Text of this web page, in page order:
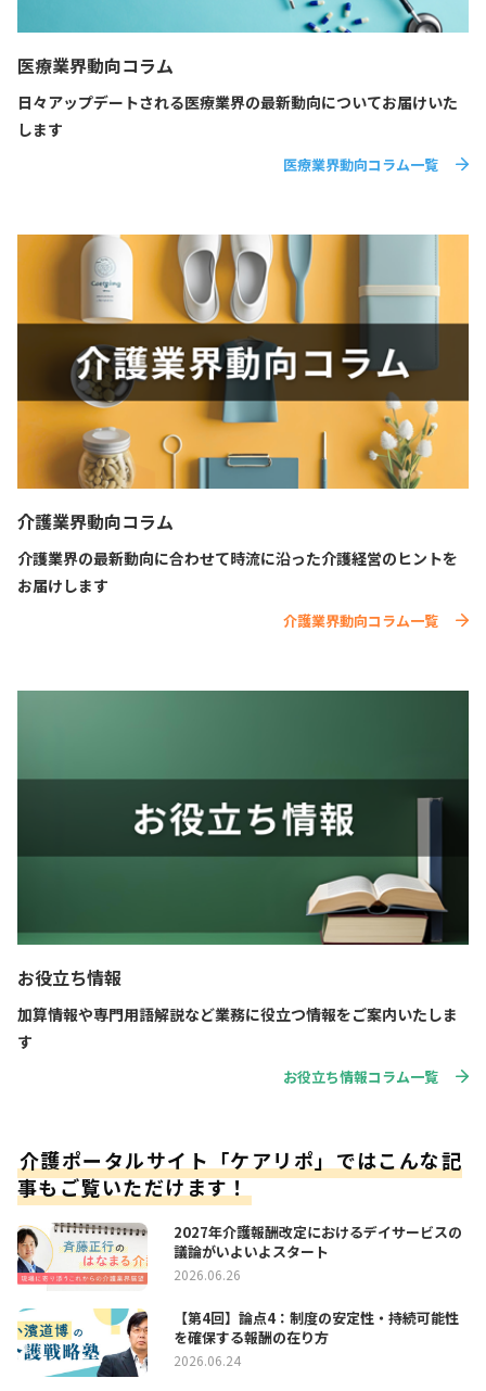
医療業界動向コラム
日々アップデートされる医療業界の最新動向についてお届けいた
します
医療業界動向コラム一覧
介護業界動向コラム
介護業界の最新動向に合わせて時流に沿った介護経営のヒントを
お届けします
介護業界動向コラム一覧
お役立ち情報
加算情報や専門用語解説など業務に役立つ情報をご案内いたしま
す
お役立ち情報コラム一覧
介護ポータルサイト「ケアリポ」ではこんな記
事もご覧いただけます！
2027年介護報酬改定におけるデイサービスの
議論がいよいよスタート
2026.06.26
【第4回】論点4：制度の安定性・持続可能性
を確保する報酬の在り方
2026.06.24